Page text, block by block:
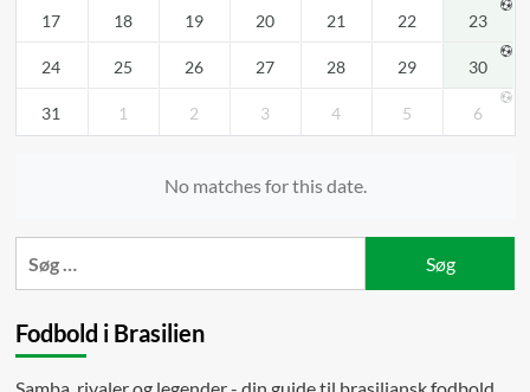
17 18 19 20 21 22 23
24 25 26 27 28 29 30
31 1 2 3 4 5 6
No matches for this date.
efter:
Fodbold i Brasilien